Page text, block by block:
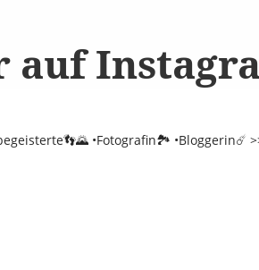
auf
•Fotografin🏞️ •Bloggerin☄️